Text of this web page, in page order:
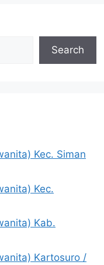
Search
Kec. Siman
Kec.
Kab.
Kartosuro /